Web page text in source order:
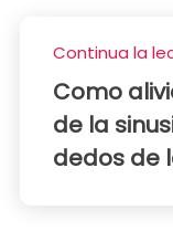
Continua la
Como
de la
dedos de